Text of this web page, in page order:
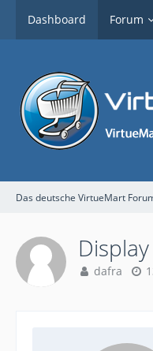
Dashboard Forum
Das deutsche VirtueMart
dafra